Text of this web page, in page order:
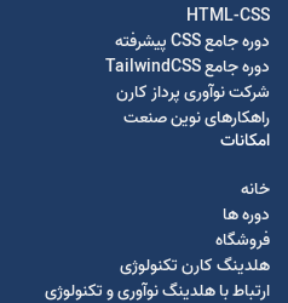
HTML-CSS
دوره جامع CSS پیشرفته
دوره جامع TailwindCSS
شرکت نوآوری پرداز کارن
راهکارهای نوین صنعت
امکانات
خانه
دوره ها
فروشگاه
هلدینگ کارن تکنولوژی
ارتباط با هلدینگ نوآوری و تکنولوژی